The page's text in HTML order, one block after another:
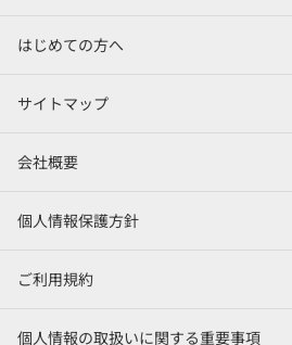
はじめての方へ
サイトマップ
会社概要
個人情報保護方針
ご利用規約
個人情報の取扱いに関する重要事項